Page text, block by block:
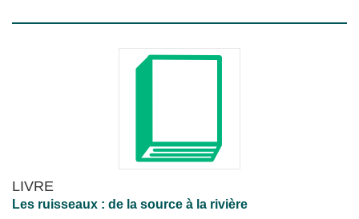
LIVRE
Les ruisseaux : de la source à la rivière